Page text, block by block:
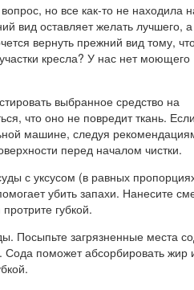
но все как-то не находила
вид оставляет желать лучшего, а
вернуть прежний вид тому,
кресла? У нас нет моющего
выбранное средство на
что оно не повредит ткань.
машине, следуя
перед началом чистки.
с уксусом (в равных
убить запахи. Нанесите
губкой.
Посыпьте загрязненные места
Сода поможет абсорбировать жир